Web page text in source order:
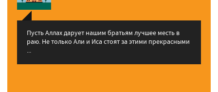
Пусть Аллах дарует нашим братьям лучшее месть в
раю. Не только Али и Иса стоят за этими прекрасными
...